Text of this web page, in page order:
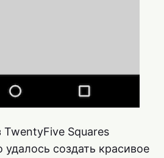
TwentyFive Squares
создать красивое